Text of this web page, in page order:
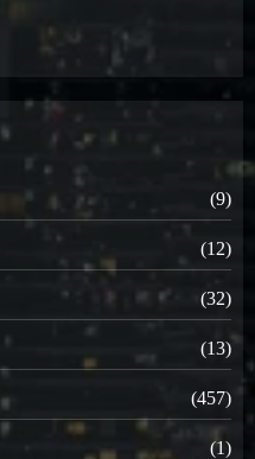
(9)
(12)
(32)
(13)
(457)
(1)